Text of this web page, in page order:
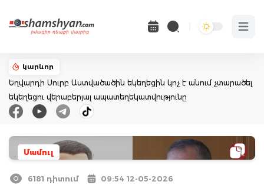
Open
կարևոր
Եղվարդի Սուրբ Աստվածածին եկեղեցին կոչ է անում չտարածել
եկեղեցու վերաբերյալ ապատեղեկատվությունը
Մամուլ
6181 դիտում 09:54 12-05-2026